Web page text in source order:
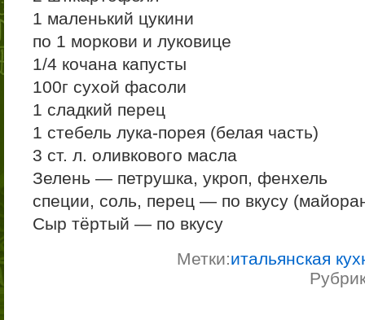
1 маленький цукини
по 1 моркови и луковице
1/4 кочана капусты
100г сухой фасоли
1 сладкий перец
1 стебель лука-порея (белая часть)
3 ст. л. оливкового масла
Зелень — петрушка, укроп, фенхель
специи, соль, перец — по вкусу
Сыр тёртый — по вкусу
Метки:итальянская